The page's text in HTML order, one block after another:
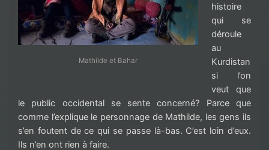
Mathilde et Bahar
histoire
qui se
déroule
au
Kurdistan
si l’on
veut que
le public occidental se sente concerné? Parce que
comme l’explique le personnage de Mathilde, les gens ils
s’en foutent de ce qui se passe là-bas. C’est loin d’eux.
Ils n’en ont rien à faire.